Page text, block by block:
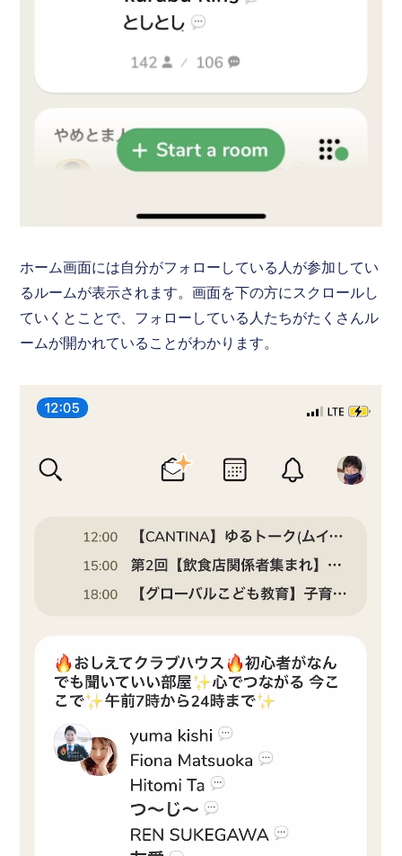
ホーム画面には自分がフォローしている人が参加してい
るルームが表示されます。画面を下の方にスクロールし
ていくとことで、フォローしている人たちがたくさんル
ームが開かれていることがわかります。